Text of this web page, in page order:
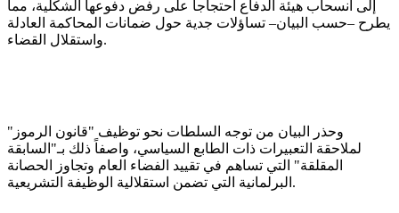
إلى انسحاب هيئة الدفاع احتجاجاً على رفض دفوعها الشكلية، مما
يطرح –حسب البيان– تساؤلات جدية حول ضمانات المحاكمة العادلة
واستقلال القضاء.
وحذر البيان من توجه السلطات نحو توظيف "قانون الرموز"
لملاحقة التعبيرات ذات الطابع السياسي، واصفاً ذلك بـ"السابقة
المقلقة" التي تساهم في تقييد الفضاء العام وتجاوز الحصانة
البرلمانية التي تضمن استقلالية الوظيفة التشريعية.